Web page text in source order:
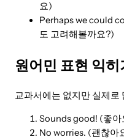
요)
Perhaps we could
도 고려해볼까요?)
원어민 표현 익히
교과서에는 없지만 실제로
Sounds good! (좋아
No worries. (괜찮아